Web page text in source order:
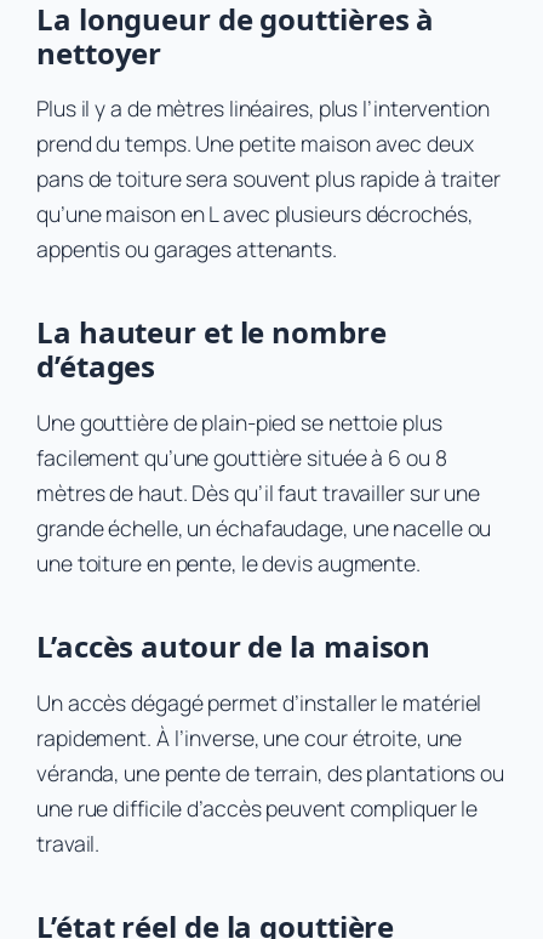
La longueur de gouttières à
nettoyer
Plus il y a de mètres linéaires, plus l’intervention
prend du temps. Une petite maison avec deux
pans de toiture sera souvent plus rapide à traiter
qu’une maison en L avec plusieurs décrochés,
appentis ou garages attenants.
La hauteur et le nombre
d’étages
Une gouttière de plain-pied se nettoie plus
facilement qu’une gouttière située à 6 ou 8
mètres de haut. Dès qu’il faut travailler sur une
grande échelle, un échafaudage, une nacelle ou
une toiture en pente, le devis augmente.
L’accès autour de la maison
Un accès dégagé permet d’installer le matériel
rapidement. À l’inverse, une cour étroite, une
véranda, une pente de terrain, des plantations ou
une rue difficile d’accès peuvent compliquer le
travail.
L’état réel de la gouttière